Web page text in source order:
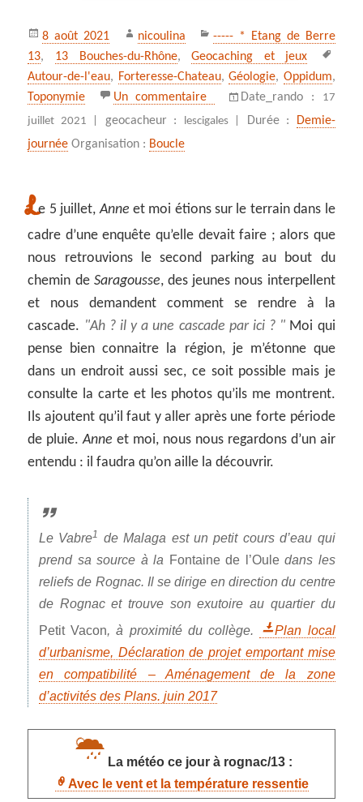
Publié
le
8 août 2021 Auteur
nicoulina Catégories
----- * Etang de Berre
13, 13 Bouches-du-Rhône,Geocaching et jeux
Autour-de-l'eau, Forteresse-Chateau,Géologie, Oppidum,
Toponymie
Un commentaire sur La cascade de Malaga,
Date_rando :
17
juillet 2021 |
geocacheur : lescigales | Durée : Demie-
journée Organisation : Boucle
Le 5 juillet,Anne et moi étions sur le terrain dans le
cadre d’une enquête qu’elle devait faire ; alors que
nous retrouvions le second parking au bout du
chemin de Saragousse, des jeunes nous interpellent
et nous demandent comment se rendre à la
cascade.
Ah ? il y a une cascade par ici ?
Moi qui
pense bien connaitre la région, je m’étonne que
dans un endroit aussi sec, ce soit possible mais je
consulte la carte et les photos qu’ils me montrent.
Ils ajoutent qu’il faut y aller après une forte période
de pluie.Anne et moi, nous nous regardons d’un air
entendu : il faudra qu’on aille la découvrir.
Le Vabre1 de Malaga est un petit cours d’eau qui
prend sa source à la Fontaine de l’Ouledans les
reliefs de Rognac. Il se dirige en direction du centre
de Rognac et trouve son exutoire au quartier du
Petit Vacon, à proximité du collège.
Plan local
d’urbanisme, Déclaration de projet emportant mise
en compatibilité – Aménagement de la zone
d’activités des Plans. juin 2017
La météo ce jour à rognac/13 :
Avec le vent et la température ressentie